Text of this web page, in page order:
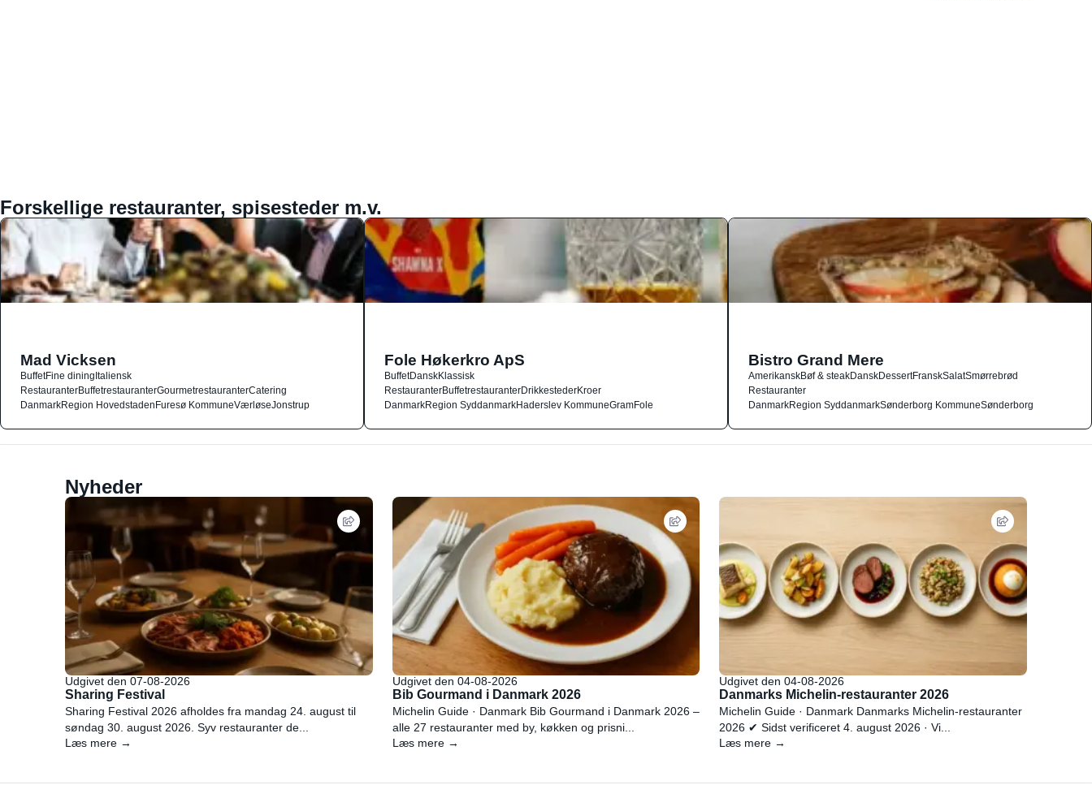
Forskellige restauranter, spisesteder m.v.
Mad Vicksen
BuffetFine diningItaliensk
RestauranterBuffetrestauranterGourmetrestauranterCatering
DanmarkRegion HovedstadenFuresø KommuneVærløseJonstrup
Fole Høkerkro ApS
BuffetDanskKlassisk
RestauranterBuffetrestauranterDrikkestederKroer
DanmarkRegion SyddanmarkHaderslev KommuneGramFole
Bistro Grand Mere
AmerikanskBøf & steakDanskDessertFranskSalatSmørrebrød
Restauranter
DanmarkRegion SyddanmarkSønderborg KommuneSønderborg
Nyheder
Udgivet den 07-08-2026
Sharing Festival
Sharing Festival 2026 afholdes fra mandag 24. august til
søndag 30. august 2026. Syv restauranter de...
Læs mere →
Udgivet den 04-08-2026
Bib Gourmand i Danmark 2026
Michelin Guide · Danmark Bib Gourmand i Danmark 2026 –
alle 27 restauranter med by, køkken og prisni...
Læs mere →
Udgivet den 04-08-2026
Danmarks Michelin-restauranter 2026
Michelin Guide · Danmark Danmarks Michelin-restauranter
2026 ✔ Sidst verificeret 4. august 2026 · Vi...
Læs mere →